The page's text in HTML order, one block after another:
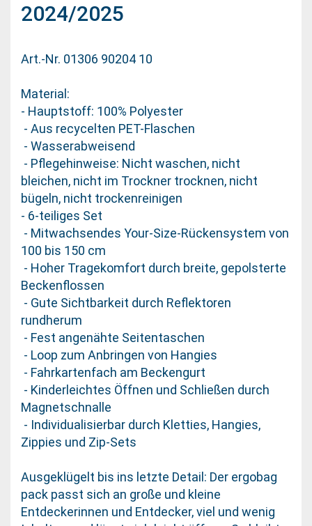
2024/2025
Art.-Nr. 01306 90204 10
Material:
- Hauptstoff: 100% Polyester
- Aus recycelten PET-Flaschen
- Wasserabweisend
- Pflegehinweise: Nicht waschen, nicht
bleichen, nicht im Trockner trocknen, nicht
bügeln, nicht trockenreinigen
- 6-teiliges Set
- Mitwachsendes Your-Size-Rückensystem von
100 bis 150 cm
- Hoher Tragekomfort durch breite, gepolsterte
Beckenflossen
- Gute Sichtbarkeit durch Reflektoren
rundherum
- Fest angenähte Seitentaschen
- Loop zum Anbringen von Hangies
- Fahrkartenfach am Beckengurt
- Kinderleichtes Öffnen und Schließen durch
Magnetschnalle
- Individualisierbar durch Kletties, Hangies,
Zippies und Zip-Sets
Ausgeklügelt bis ins letzte Detail: Der ergobag
pack passt sich an große und kleine
Entdeckerinnen und Entdecker, viel und wenig